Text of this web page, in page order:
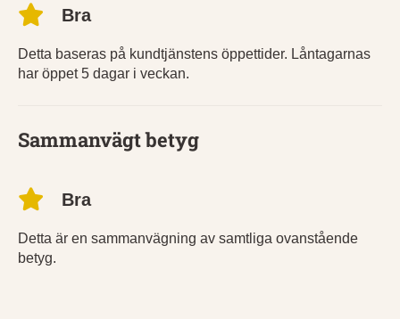
Bra
Detta baseras på kundtjänstens öppettider. Låntagarnas
har öppet 5 dagar i veckan.
Sammanvägt betyg
Bra
Detta är en sammanvägning av samtliga ovanstående
betyg.